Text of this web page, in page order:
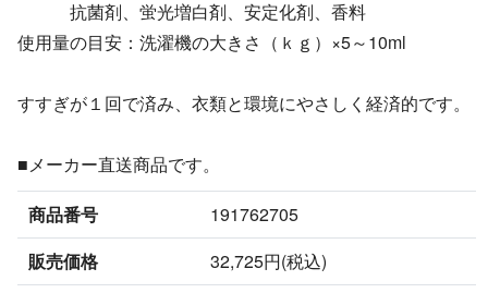
抗菌剤、蛍光増白剤、安定化剤、香料
使用量の目安：洗濯機の大きさ（ｋｇ）×5～10ml
すすぎが１回で済み、衣類と環境にやさしく経済的です。
■メーカー直送商品です。
商品番号
191762705
販売価格
32,725円(税込)